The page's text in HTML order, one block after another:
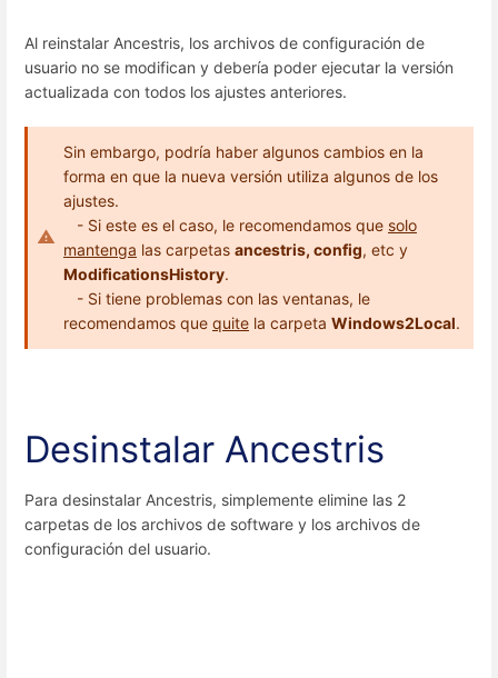
Al reinstalar Ancestris, los archivos de configuración de
usuario no se modifican y debería poder ejecutar la versión
actualizada con todos los ajustes anteriores.
Sin embargo, podría haber algunos cambios en la
forma en que la nueva versión utiliza algunos de los
ajustes.
- Si este es el caso, le recomendamos que solo
mantenga las carpetas ancestris, config, etc y
ModificationsHistory.
- Si tiene problemas con las ventanas, le
recomendamos que quite la carpeta Windows2Local.
Desinstalar Ancestris
Para desinstalar Ancestris, simplemente elimine las 2
carpetas de los archivos de software y los archivos de
configuración del usuario.